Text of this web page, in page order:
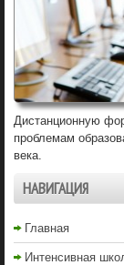
Дистанционную
проблемам
века.
НАВИГАЦИЯ
Главная
Интенсивная